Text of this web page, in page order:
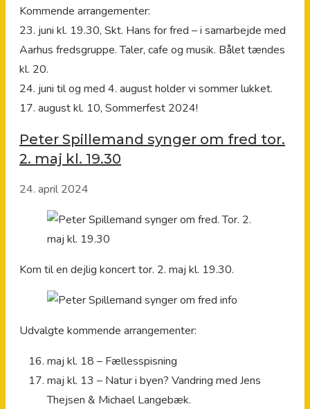
Kommende arrangementer:
23. juni kl. 19.30, Skt. Hans for fred – i samarbejde med
Aarhus fredsgruppe. Taler, cafe og musik. Bålet tændes
kl. 20.
24. juni til og med 4. august holder vi sommer lukket.
17. august kl. 10, Sommerfest 2024!
Peter Spillemand synger om fred tor.
2. maj kl. 19.30
24. april 2024
Kom til en dejlig koncert tor. 2. maj kl. 19.30.
Udvalgte kommende arrangementer:
maj kl. 18 – Fællesspisning
maj kl. 13 – Natur i byen? Vandring med Jens
Thejsen & Michael Langebæk.